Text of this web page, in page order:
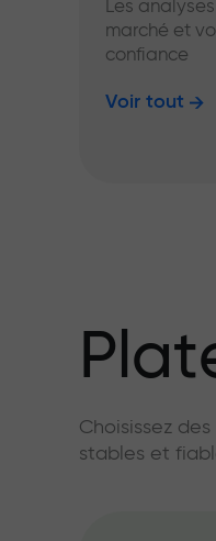
Les
marché et
confiance
Voir tout
Choisissez
stables et